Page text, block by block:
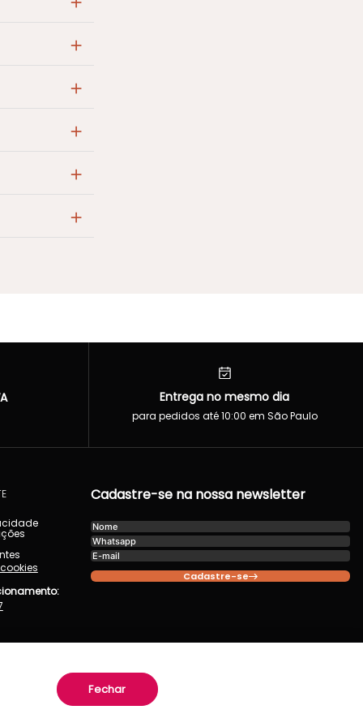
+
+
+
+
+
Entrega no mesmo dia
para pedidos até 10:00 em São Paulo
Cadastre-se na nossa newsletter
Cadastre-se
Fechar